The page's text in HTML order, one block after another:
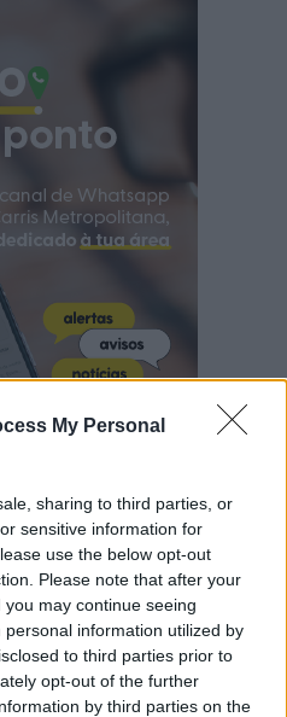
My Personal
sharing to third parties, or
sensitive information for
use the below opt-out
Please note that after your
may continue seeing
information utilized by
to third parties prior to
opt-out of the further
by third parties on the